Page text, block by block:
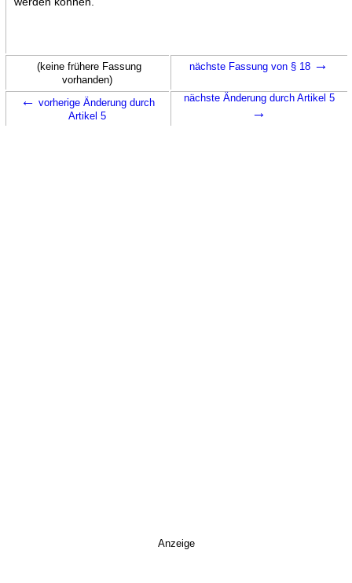
(keine frühere Fassung
vorhanden)
nächste Fassung von § 18 →
← vorherige Änderung durch
Artikel 5
nächste Änderung durch Artikel 5
→
Anzeige